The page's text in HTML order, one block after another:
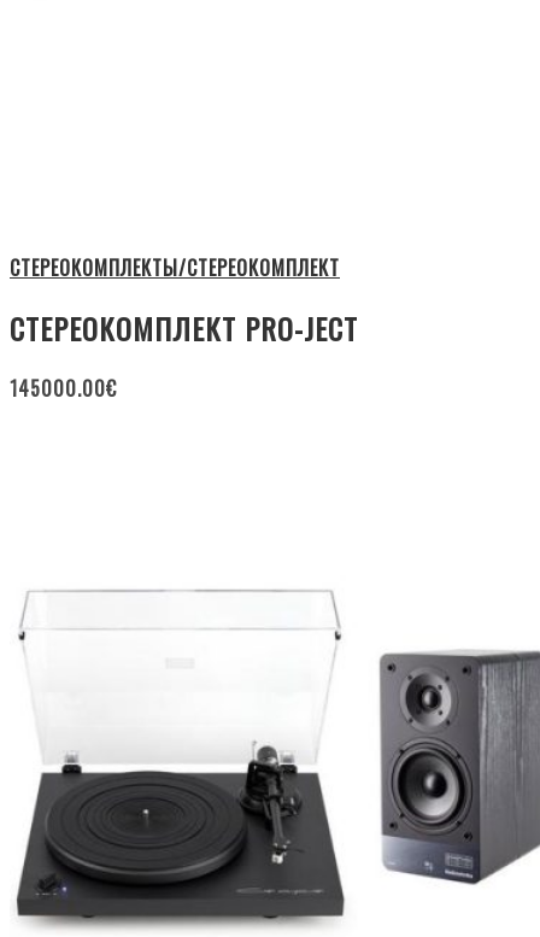
СТЕРЕОКОМПЛЕКТЫ/СТЕРЕОКОМПЛЕКТ
СТЕРЕОКОМПЛЕКТ PRO-JECT
145000.00€